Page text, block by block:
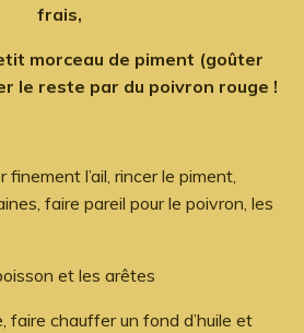
frais,
morceau de piment (goûter
le reste par du poivron rouge !
finement l’ail, rincer le piment,
faire pareil pour le poivron, les
et les arêtes
faire chauffer un fond d’huile et